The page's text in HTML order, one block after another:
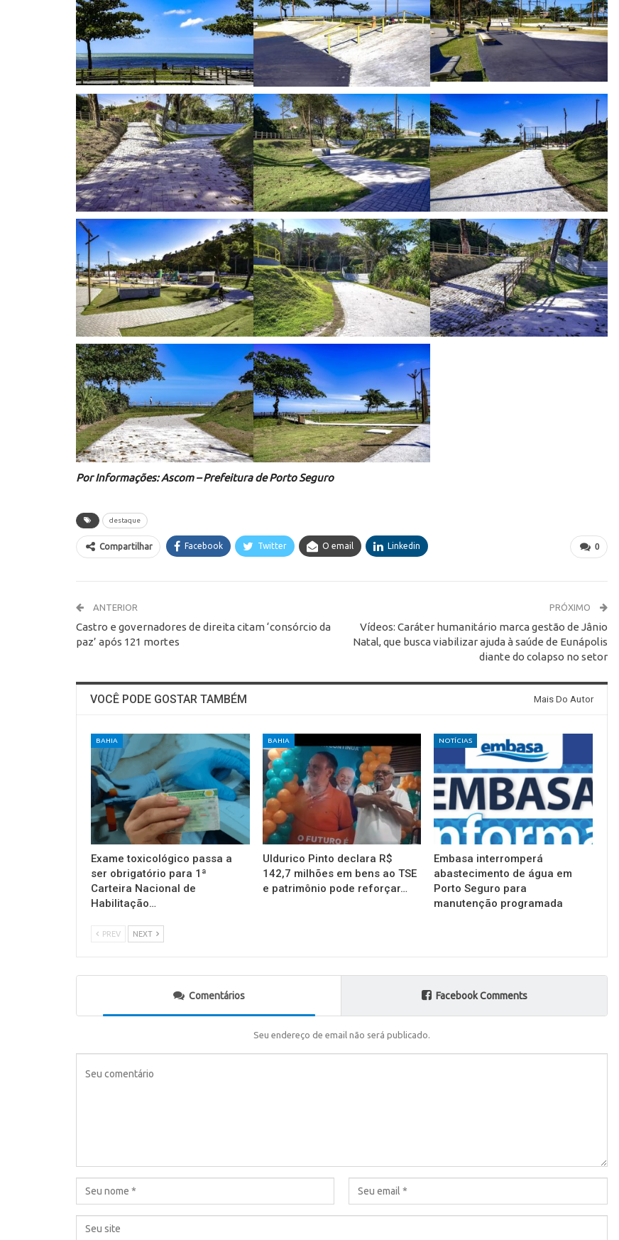
Por Informações: Ascom – Prefeitura de Porto Seguro
destaque
0
Compartilhar Facebook Twitter O email Linkedin
ANTERIOR
Castro e governadores de direita citam ‘consórcio da
paz’ após 121 mortes
PRÓXIMO
Vídeos: Caráter humanitário marca gestão de Jânio
Natal, que busca viabilizar ajuda à saúde de Eunápolis
diante do colapso no setor
VOCÊ PODE GOSTAR TAMBÉM Mais Do Autor
BAHIA
Exame toxicológico passa a
ser obrigatório para 1ª
Carteira Nacional de
Habilitação…
BAHIA
Uldurico Pinto declara R$
142,7 milhões em bens ao TSE
e patrimônio pode reforçar…
NOTÍCIAS
Embasa interromperá
abastecimento de água em
Porto Seguro para
manutenção programada
PREV NEXT
Comentários Facebook Comments
Seu endereço de email não será publicado.